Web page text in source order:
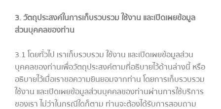
3. วัตถุประสงค์ในการเก็บรวบรวม ใช้งาน และเปิดเผยข้อมูล
ส่วนบุคคลของท่าน
3.1 โดยทั่วไป เราเก็บรวบรวม ใช้งาน และเปิดเผยข้อมูลส่วน
บุคคลของท่านเพื่อวัตถุประสงค์ตามที่อธิบายไว้ด้านล่างนี้ หรือ
อธิบายไว้เมื่อเราขอความยินยอมจากท่าน โดยการเก็บรวบรวม
ใช้งาน และเปิดเผยข้อมูลส่วนบุคคลของท่านผ่านการใช้บริการ
ของเรา ไม่ว่าในกรณีใดก็ตาม ท่านจะต้องได้รับการสอบถาม